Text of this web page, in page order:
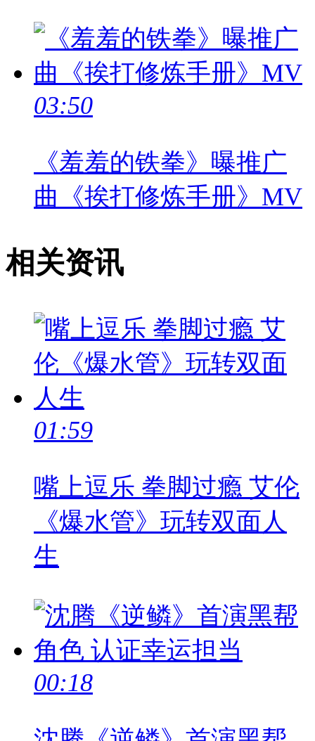
03:50
《羞羞的铁拳》曝推广
曲《挨打修炼手册》MV
相关资讯
01:59
嘴上逗乐 拳脚过瘾 艾伦
《爆水管》玩转双面人
生
00:18